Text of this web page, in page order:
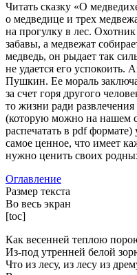
Читать сказку «О
о медведице и трех
на прогулку в лес.
забавы, а медвежат
медведь, он рыдает так
не удается его успокоить.
Пушкин. Ее мораль
за счет горя другого
то жизни ради
(которую можно на нашем
распечатать в pdf
самое ценное, что имеет
нужно ценить своих
Оглавление
Размер текста
Во весь экран
[toc]
Как весенней теплою
Из-под утренней белой
Что из лесу, из лесу из